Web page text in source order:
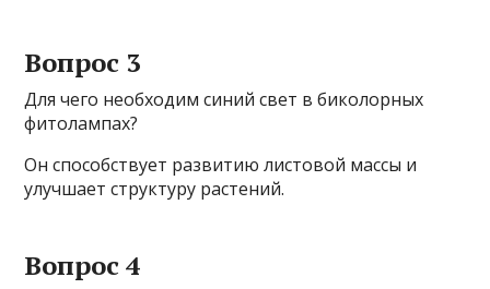
Вопрос 3
Для чего необходим синий свет в биколорных
фитолампах?
Он способствует развитию листовой массы и
улучшает структуру растений.
Вопрос 4